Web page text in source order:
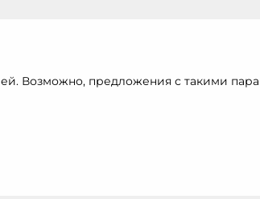
Возможно, предложения с такими